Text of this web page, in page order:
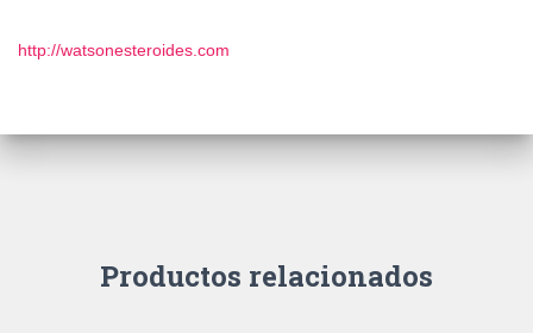
http://watsonesteroides.com
Productos relacionados